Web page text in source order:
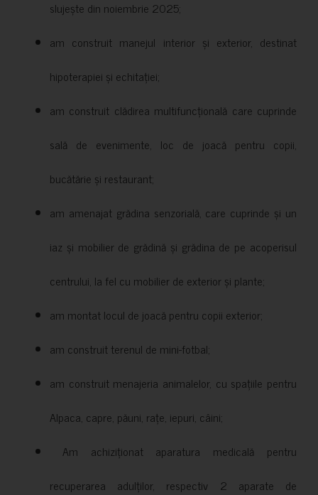
slujește din noiembrie 2025;
am construit manejul interior și exterior, destinat
hipoterapiei și echitației;
am construit clădirea multifuncțională care cuprinde
sală de evenimente, loc de joacă pentru copii,
bucătărie și restaurant;
am amenajat grădina senzorială, care cuprinde și un
iaz și mobilier de grădină și grădina de pe acoperisul
centrului, la fel cu mobilier de exterior și plante;
am montat locul de joacă pentru copii exterior;
am construit terenul de mini-fotbal;
am construit menajeria animalelor, cu spațiile pentru
Alpaca, capre, păuni, rațe, iepuri, câini;
Am achiziționat aparatura medicală pentru
recuperarea adulților, respectiv 2 aparate de